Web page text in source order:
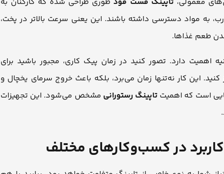
به مواد دسترسی داشته باشند. این یعنی سرعت بالاتر در پخت،
طعم غذاها.
اهمیت دارد. تصور کنید در زمان پیک کاری، مجبور باشید برای
کنید. این کار نه‌تنها زمان می‌برد، بلکه باعث خروج سرمای یخچال و
است که اهمیت تاپینگ رستورانی مشخص می‌شود. این تجهیزات
در کسب‌وکارهای مختلف